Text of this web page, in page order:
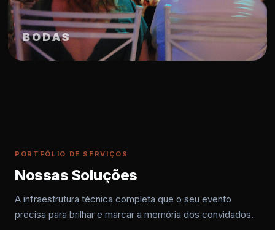
BODAS
PORTFÓLIO DE SERVIÇOS
Nossas Soluções
A infraestrutura técnica completa que o seu evento
precisa para brilhar e marcar a memória dos convidados.